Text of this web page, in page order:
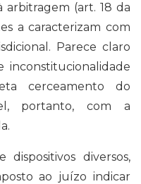
(art. 18 da
a caracterizam com
Parece claro
cerceamento do
portanto, com a
dispositivos diversos,
ao juízo indicar